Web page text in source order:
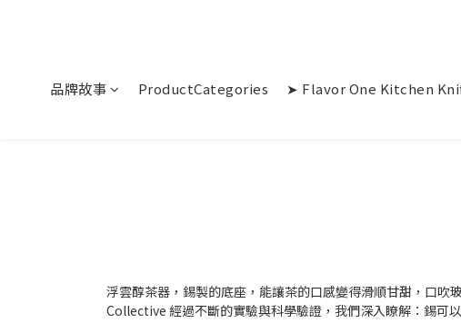
品牌故事 ProductCategories ➤ Flavor One Kitchen
浮雲醇茶器，錫製的底座，能讓茶的口感變得滑順甘甜，口吹
Collective 經過不斷的實驗與科學驗證，我們深入瞭解：錫可